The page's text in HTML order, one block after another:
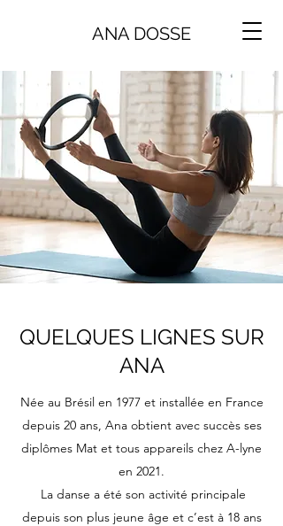
ANA DOSSE
QUELQUES LIGNES SUR
ANA
Née au Brésil en 1977 et installée en France
depuis 20 ans, Ana obtient avec succès ses
diplômes Mat et tous appareils chez A-lyne
en 2021.
La danse a été son activité principale
depuis son plus jeune âge et c’est à 18 ans